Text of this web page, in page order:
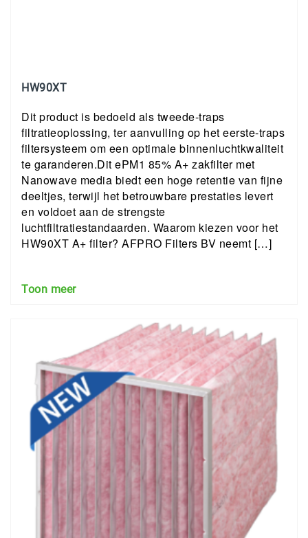
HW90XT
Dit product is bedoeld als tweede-traps
filtratieoplossing, ter aanvulling op het eerste-traps
filtersysteem om een optimale binnenluchtkwaliteit
te garanderen.Dit ePM1 85% A+ zakfilter met
Nanowave media biedt een hoge retentie van fijne
deeltjes, terwijl het betrouwbare prestaties levert
en voldoet aan de strengste
luchtfiltratiestandaarden. Waarom kiezen voor het
HW90XT A+ filter? AFPRO Filters BV neemt […]
Toon meer